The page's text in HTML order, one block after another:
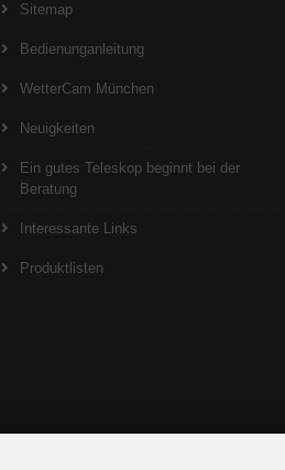
Sitemap
Bedienunganleitung
WetterCam München
Neuigkeiten
Ein gutes Teleskop beginnt bei der
Beratung
Interessante Links
Produktlisten